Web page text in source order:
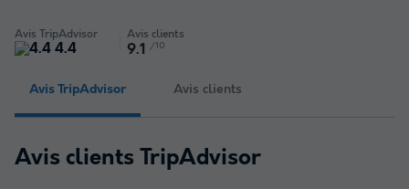
Avis TripAdvisor
4.4
Avis clients
9.1 /10
Avis TripAdvisor Avis clients
Avis clients TripAdvisor